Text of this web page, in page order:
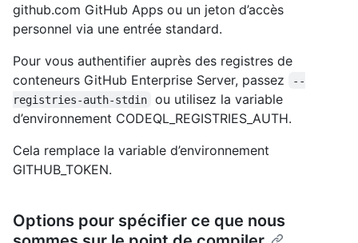
github.com GitHub Apps ou un jeton d’accès
personnel via une entrée standard.
Pour vous authentifier auprès des registres de
conteneurs GitHub Enterprise Server, passez
--
registries-auth-stdin
ou utilisez la variable
d’environnement CODEQL_REGISTRIES_AUTH.
Cela remplace la variable d’environnement
GITHUB_TOKEN.
Options pour spécifier ce que nous